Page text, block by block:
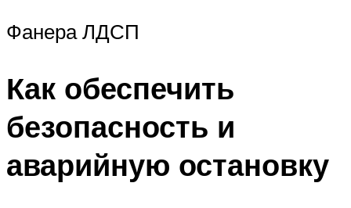
Фанера ЛДСП
Как обеспечить
безопасность и
аварийную остановку